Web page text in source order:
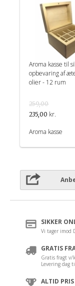
Aroma kasse til
opbevaring af
olier - 12 rum
259,00
235,00 kr.
Aroma kasse
SIKKER
Vi tager imod
GRATIS
Gratis fragt v/
Levering dag
ALTID